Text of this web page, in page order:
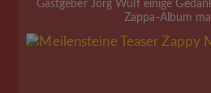
Gastgeber Jörg Wulf einige
Zappa-Album